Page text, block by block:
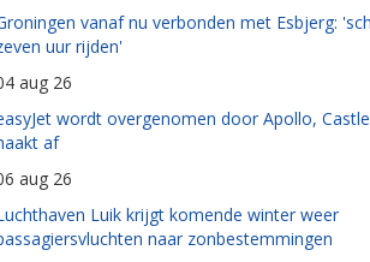
vanaf nu verbonden met Esbjerg:
uur rijden'
aug 26
wordt overgenomen door Apollo,
af
aug 26
Luik krijgt komende winter weer
naar zonbestemmingen